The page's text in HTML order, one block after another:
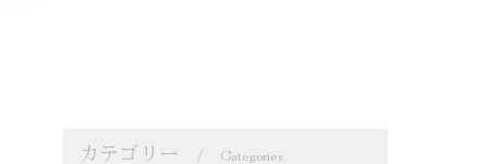
カテゴリー Categories